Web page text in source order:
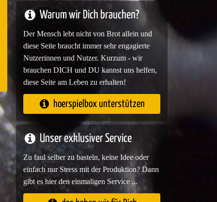
Warum wir Dich brauchen?
Der Mensch lebt nicht von Brot allein und
diese Seite braucht immer sehr engagierte
Nutzerinnen und Nutzer. Kurzum - wir
brauchen DICH und DU kannst uns helfen,
diese Seite am Leben zu erhalten!
hoerspielbox unterstützen
Unser exklusiver Service
Zu faul selber zu basteln, keine Idee oder
einfach nur Stress mit der Produktion? Dann
gibt es hier den einmaligen Service ...